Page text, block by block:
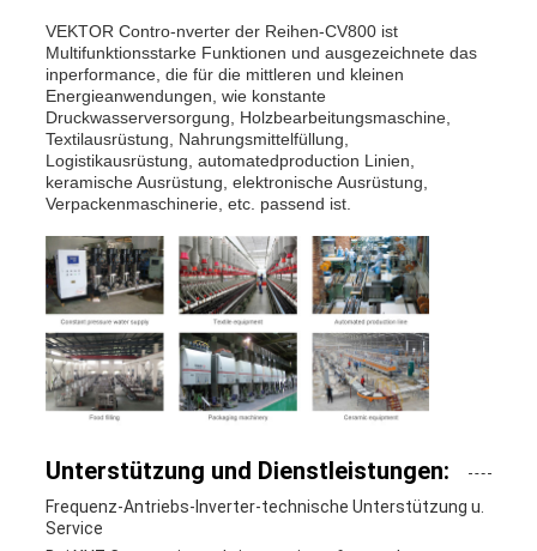
VEKTOR Contro-nverter der Reihen-CV800 ist
Multifunktionsstarke Funktionen und ausgezeichnete das
inperformance, die für die mittleren und kleinen
Energieanwendungen, wie konstante
Druckwasserversorgung, Holzbearbeitungsmaschine,
Textilausrüstung, Nahrungsmittelfüllung,
Logistikausrüstung, automatedproduction Linien,
keramische Ausrüstung, elektronische Ausrüstung,
Verpackenmaschinerie, etc. passend ist.
Unterstützung und Dienstleistungen:
Frequenz-Antriebs-Inverter-technische Unterstützung u.
Service